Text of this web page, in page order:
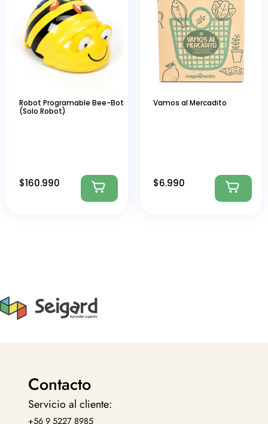
Robot Programable Bee-Bot
(Solo Robot)
$160.990
Vamos al Mercadito
$6.990
Contacto
Servicio al cliente:
+56 9 5227 8985